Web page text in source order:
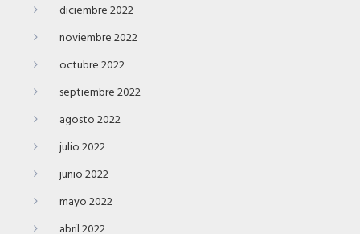
diciembre 2022
noviembre 2022
octubre 2022
septiembre 2022
agosto 2022
julio 2022
junio 2022
mayo 2022
abril 2022